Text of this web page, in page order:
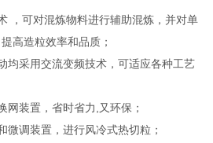
，可对混炼物料进行辅助混炼，并对单
高造粒效率和品质；
均采用交流变频技术，可适应各种工艺
网装置，省时省力,又环保；
微调装置，进行风冷式热切粒；